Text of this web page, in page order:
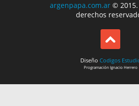
argenpapa.com.ar © 2015.
derechos
Diseño Codigos
ProgramaciónIgnacio Herrero